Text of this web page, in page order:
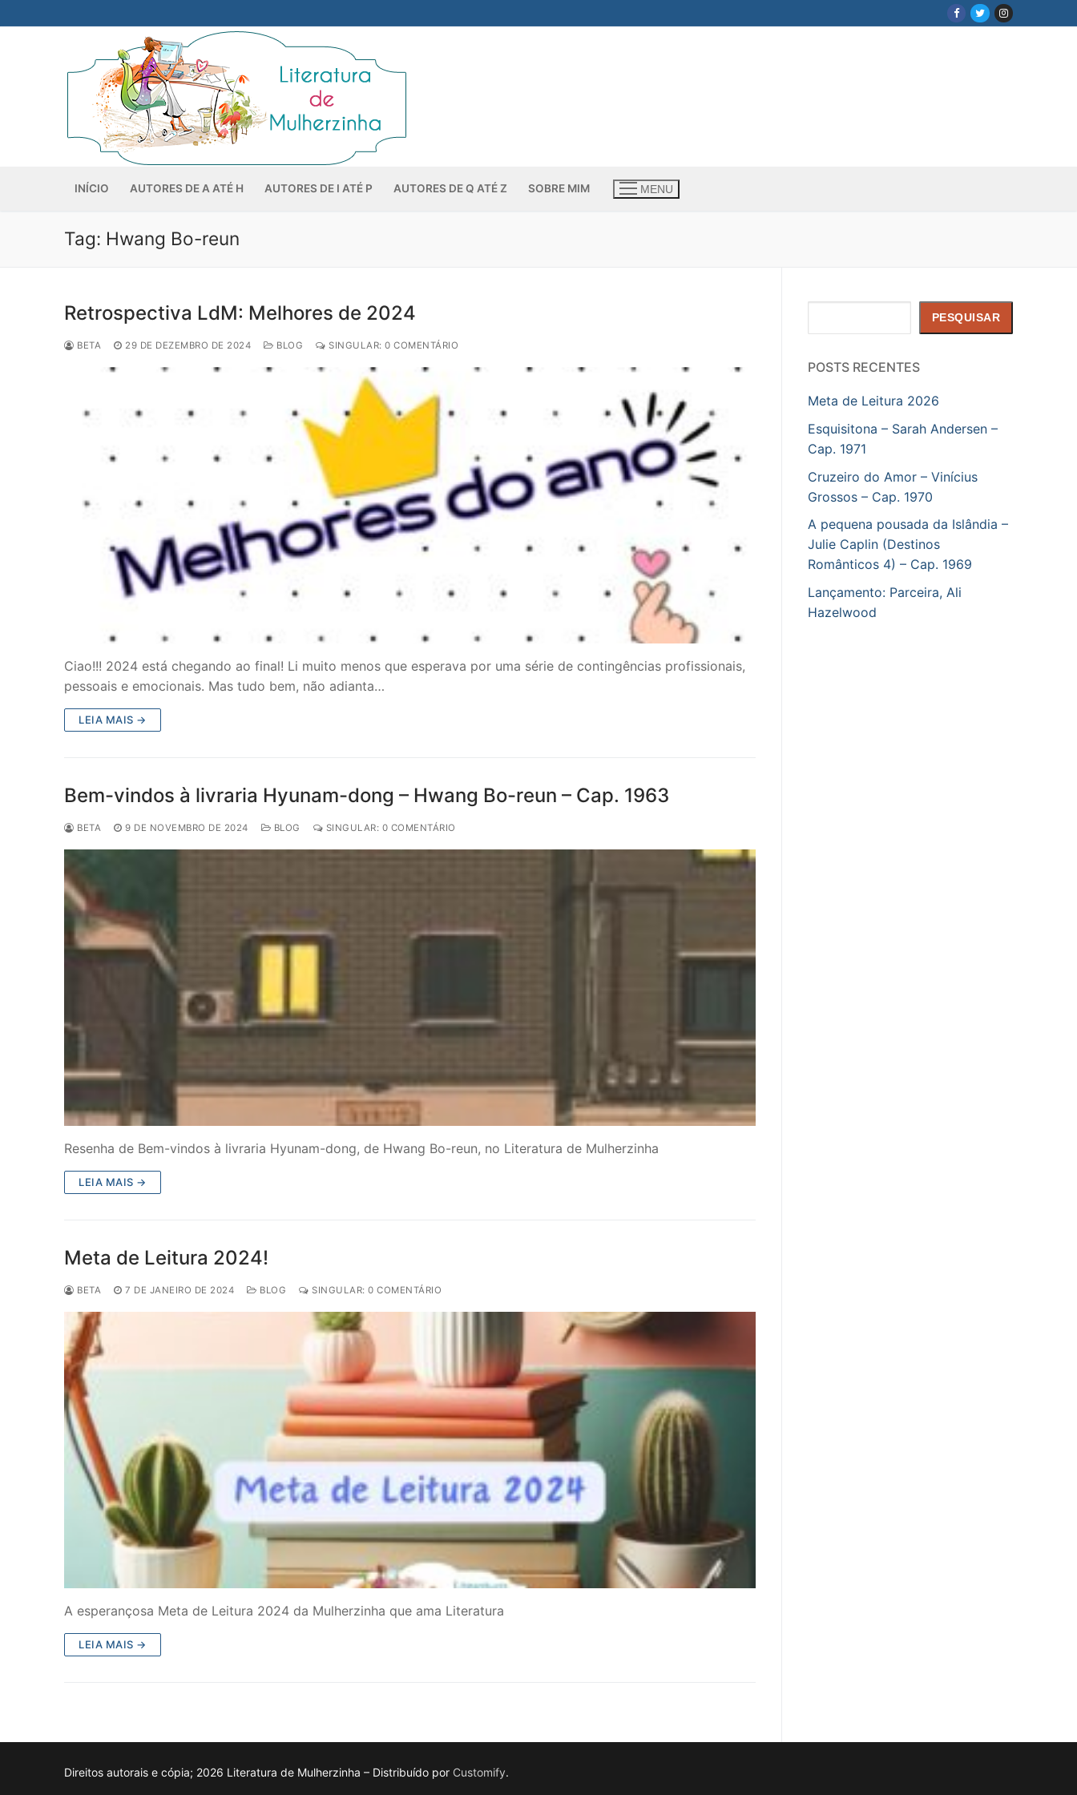
para
INÍCIO AUTORES DE A ATÉ H AUTORES DE I ATÉ P AUTORES DE Q ATÉ Z SOBRE MIM MENU
Tag: Hwang Bo-reun
Retrospectiva LdM: Melhores de 2024
BETA 29 DE DEZEMBRO DE 2024 BLOG SINGULAR: 0 COMENTÁRIO
Ciao!!! 2024 está chegando ao final! Li muito menos que esperava por uma série de contingências profissionais,
pessoais e emocionais. Mas tudo bem, não adianta…
LEIA MAIS →
Bem-vindos à livraria Hyunam-dong – Hwang Bo-reun – Cap. 1963
BETA 9 DE NOVEMBRO DE 2024 BLOG SINGULAR: 0 COMENTÁRIO
Resenha de Bem-vindos à livraria Hyunam-dong, de Hwang Bo-reun, no Literatura de Mulherzinha
LEIA MAIS →
Meta de Leitura 2024!
BETA 7 DE JANEIRO DE 2024 BLOG SINGULAR: 0 COMENTÁRIO
A esperançosa Meta de Leitura 2024 da Mulherzinha que ama Literatura
LEIA MAIS →
PESQUISAR
POSTS RECENTES
Meta de Leitura 2026
Esquisitona – Sarah Andersen –
Cap. 1971
Cruzeiro do Amor – Vinícius
Grossos – Cap. 1970
A pequena pousada da Islândia –
Julie Caplin (Destinos
Românticos 4) – Cap. 1969
Lançamento: Parceira, Ali
Hazelwood
Direitos autorais e cópia; 2026 Literatura de Mulherzinha – Distribuído por Customify.